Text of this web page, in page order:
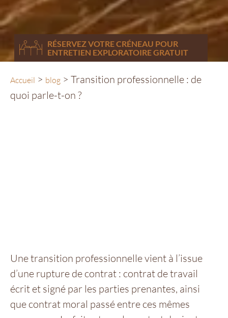
RÉSERVEZ VOTRE CRÉNEAU POUR
ENTRETIEN EXPLORATOIREGRATUIT
Accueil > blog > Transition professionnelle : de
quoi parle-t-on ?
Une transition professionnelle vient à l’issue
d’une rupture de contrat : contrat de travail
écrit et signé par les parties prenantes, ainsi
que contrat moral passé entre ces mêmes